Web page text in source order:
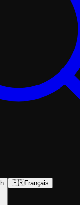
🇫🇷Français